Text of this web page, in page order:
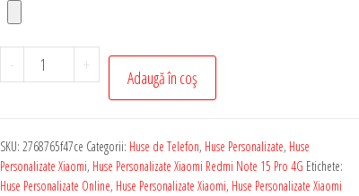
-
Cantitate
Husa
Poza
Ta
+
Adaugă în coș
SKU: 2768765f47ce Categorii: Huse de Telefon, Huse Personalizate, Huse
Personalizate Xiaomi, Huse Personalizate Xiaomi Redmi Note 15 Pro 4G Etichete:
Huse Personalizate Online, Huse Personalizate Xiaomi, Huse Personalizate Xiaomi